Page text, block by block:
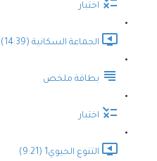
اختبار
الجماعة السكانية (14:39)
بطاقة ملخص
اختبار
التنوع الحيوي1 (9:21)